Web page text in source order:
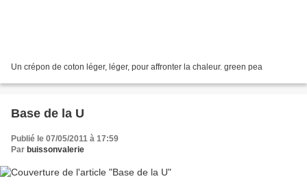
Un crépon de coton léger, léger, pour affronter la chaleur. green pea
Base de la U
Publié le 07/05/2011 à 17:59
Par buissonvalerie